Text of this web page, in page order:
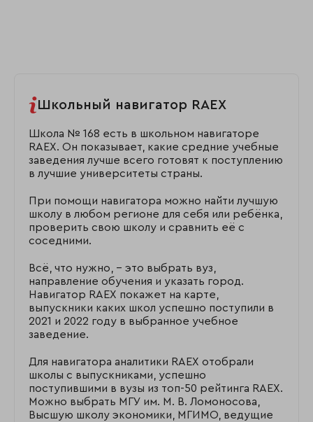
Школьный навигатор RAEX
Школа № 168 есть в школьном навигаторе
RAEX. Он показывает, какие средние учебные
заведения лучше всего готовят к поступлению
в лучшие университеты страны.
При помощи навигатора можно найти лучшую
школу в любом регионе для себя или ребёнка,
проверить свою школу и сравнить её с
соседними.
Всё, что нужно, – это выбрать вуз,
направление обучения и указать город.
Навигатор RAEX покажет на карте,
выпускники каких школ успешно поступили в
2021 и 2022 году в выбранное учебное
заведение.
Для навигатора аналитики RAEX отобрали
школы с выпускниками, успешно
поступившими в вузы из топ-50 рейтинга RAEX.
Можно выбрать МГУ им. М. В. Ломоносова,
Высшую школу экономики, МГИМО, ведущие